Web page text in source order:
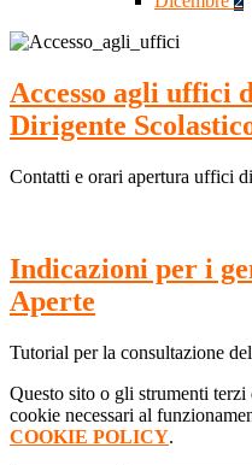
Accesso agli uffici
Dirigente
Contatti e orari apertura uffici
Indicazioni per i
Aperte
Tutorial per la consultazione
Questo sito o gli strumenti
cookie necessari al
COOKIE POLICY.